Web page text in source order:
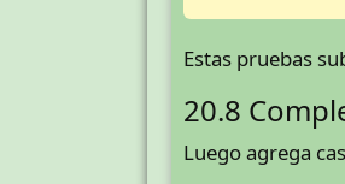
Estas pruebas
20.8
Luego agrega